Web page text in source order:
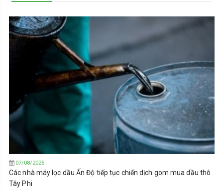
07/08/2026
Các nhà máy lọc dầu Ấn Độ tiếp tục chiến dịch gom mua dầu thô
Tây Phi